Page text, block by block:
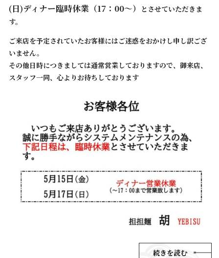
(日)ディナー臨時休業（17：00～）
とさせていただきま
す。
ご来店を予定されていたお客様にはご迷惑をおかけし申し訳ござ
いません。
その他日時につきましては通常営業しておりますので、御来店、
スタッフ一同、心よりお待ちしております
続きを読む